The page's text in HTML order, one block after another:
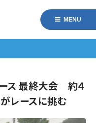
MENU
ス 最終大会 約４
レースに挑む